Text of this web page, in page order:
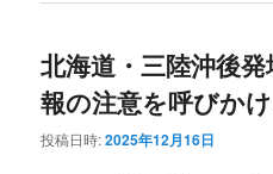
北海道・三陸沖後
報の注意を呼びか
投稿日時:2025年12月16日